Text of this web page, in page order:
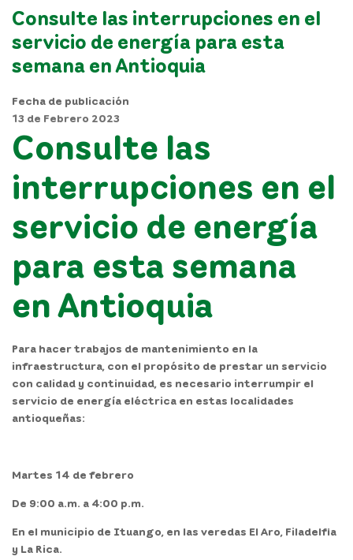
Consulte las interrupciones en el
servicio de energía para esta
semana en Antioquia
Fecha de publicación
13 de Febrero 2023
Consulte las
interrupciones en el
servicio de energía
para esta semana
en Antioquia
Para hacer trabajos de mantenimiento en la
infraestructura, con el propósito de prestar un servicio
con calidad y continuidad, es necesario interrumpir el
servicio de energía eléctrica en estas localidades
antioqueñas:
Martes 14 de febrero
De 9:00 a.m. a 4:00 p.m.
En el municipio de Ituango, en las veredas El Aro, Filadelfia
y La Rica.